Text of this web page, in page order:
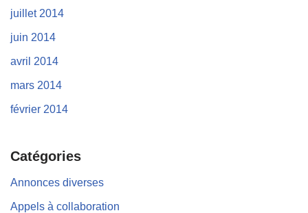
juillet 2014
juin 2014
avril 2014
mars 2014
février 2014
Catégories
Annonces diverses
Appels à collaboration